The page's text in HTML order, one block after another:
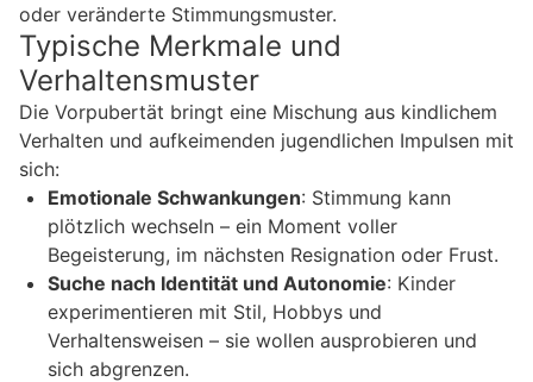
oder veränderte Stimmungsmuster.
Typische Merkmale und
Verhaltensmuster
Die Vorpubertät bringt eine Mischung aus kindlichem
Verhalten und aufkeimenden jugendlichen Impulsen mit
sich:
Emotionale Schwankungen: Stimmung kann
plötzlich wechseln – ein Moment voller
Begeisterung, im nächsten Resignation oder Frust.
Suche nach Identität und Autonomie: Kinder
experimentieren mit Stil, Hobbys und
Verhaltensweisen – sie wollen ausprobieren und
sich abgrenzen.